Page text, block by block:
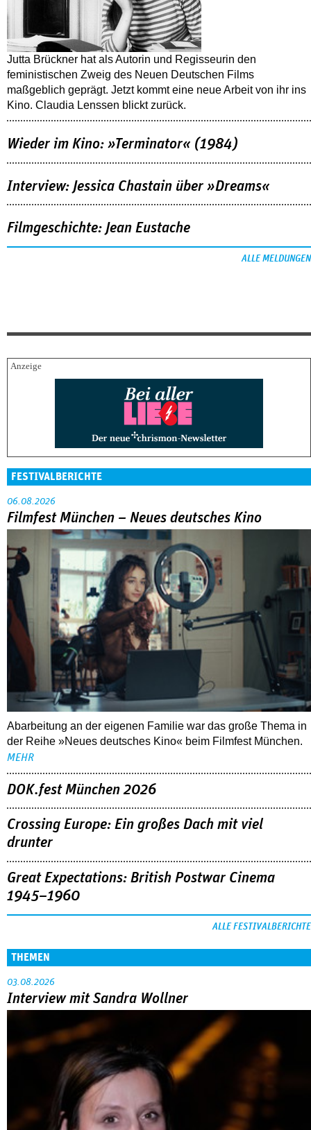
Jutta Brückner hat als Autorin und Regisseurin den
feministischen Zweig des Neuen Deutschen Films
maßgeblich geprägt. Jetzt kommt eine neue Arbeit von ihr ins
Kino. Claudia Lenssen blickt zurück.
Wieder im Kino: »Terminator« (1984)
Interview: Jessica Chastain über »Dreams«
Filmgeschichte: Jean Eustache
ALLE MELDUNGEN
FESTIVALBERICHTE
06.08.2026
Filmfest München – Neues deutsches Kino
Abarbeitung an der eigenen Familie war das große Thema in
der Reihe »Neues deutsches Kino« beim Filmfest München.
MEHR
DOK.fest München 2026
Crossing Europe: Ein großes Dach mit viel
drunter
Great Expectations: British Postwar Cinema
1945–1960
ALLE FESTIVALBERICHTE
THEMEN
03.08.2026
Interview mit Sandra Wollner